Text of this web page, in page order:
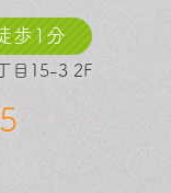
歩1分
目15-3 2F